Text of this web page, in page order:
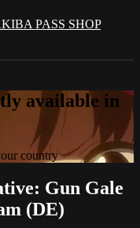
PASS SHOP
available in
country
Gun Gale
(DE)